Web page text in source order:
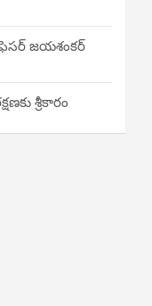
జయశంకర్
శ్రీకారం